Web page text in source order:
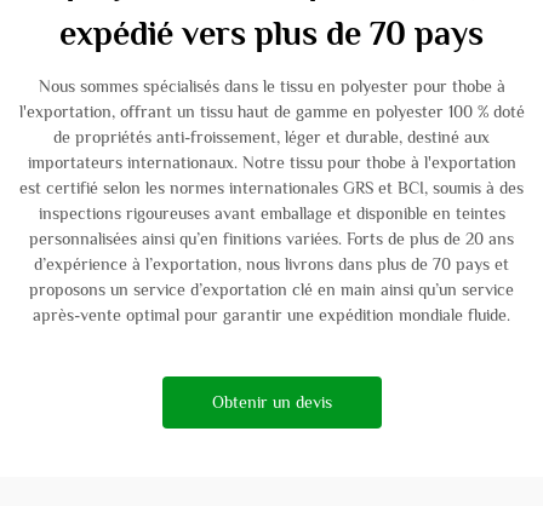
expédié vers plus de 70 pays
Nous sommes spécialisés dans le tissu en polyester pour thobe à
l'exportation, offrant un tissu haut de gamme en polyester 100 % doté
de propriétés anti-froissement, léger et durable, destiné aux
importateurs internationaux. Notre tissu pour thobe à l'exportation
est certifié selon les normes internationales GRS et BCI, soumis à des
inspections rigoureuses avant emballage et disponible en teintes
personnalisées ainsi qu’en finitions variées. Forts de plus de 20 ans
d’expérience à l’exportation, nous livrons dans plus de 70 pays et
proposons un service d’exportation clé en main ainsi qu’un service
après-vente optimal pour garantir une expédition mondiale fluide.
Obtenir un devis